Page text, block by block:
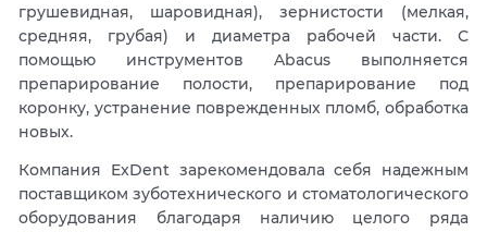
грушевидная, шаровидная), зернистости (мелкая,
средняя, грубая) и диаметра рабочей части. С
помощью инструментов Abacus выполняется
препарирование полости, препарирование под
коронку, устранение поврежденных пломб, обработка
новых.
Компания ExDent зарекомендовала себя надежным
поставщиком зуботехнического и стоматологического
оборудования благодаря наличию целого ряда